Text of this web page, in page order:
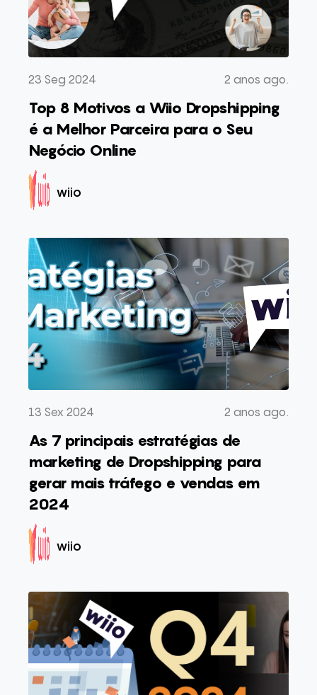
23 Seg 2024 2 anos ago.
Top 8 Motivos a Wiio Dropshipping
é a Melhor Parceira para o Seu
Negócio Online
wiio
13 Sex 2024 2 anos ago.
As 7 principais estratégias de
marketing de Dropshipping para
gerar mais tráfego e vendas em
2024
wiio